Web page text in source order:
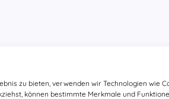
zu bieten, verwenden wir Technologien wie
können bestimmte Merkmale und